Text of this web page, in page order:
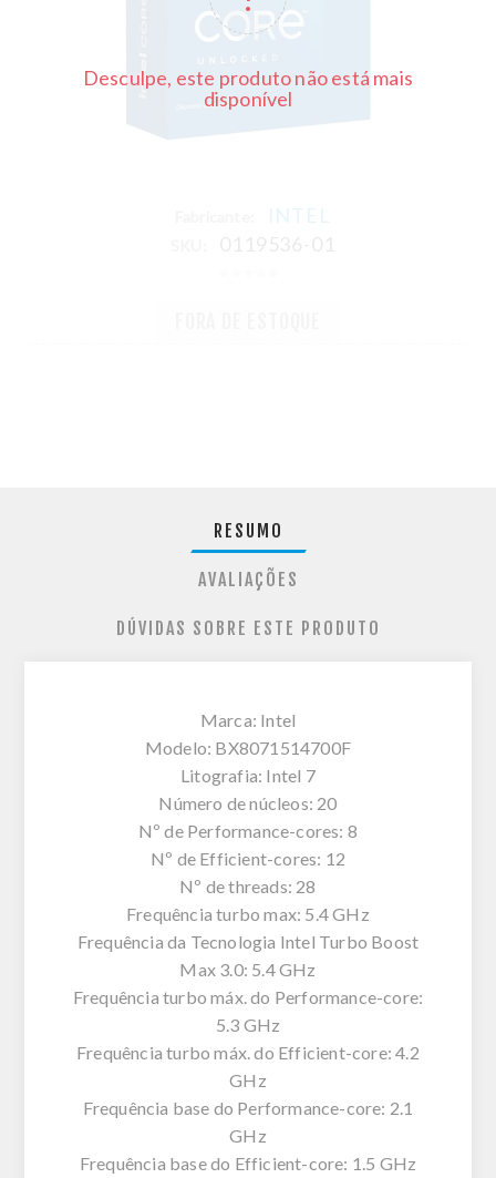
Desculpe, este produto não está mais
disponível
INTEL
RESUMO
AVALIAÇÕES
DÚVIDAS SOBRE ESTE PRODUTO
Marca: Intel
Modelo: BX8071514700F
Litografia: Intel 7
Número de núcleos: 20
Nº de Performance-cores: 8
Nº de Efficient-cores: 12
Nº de threads: 28
Frequência turbo max: 5.4 GHz
Frequência da Tecnologia Intel Turbo Boost
Max 3.0: 5.4 GHz
Frequência turbo máx. do Performance-core:
5.3 GHz
Frequência turbo máx. do Efficient-core: 4.2
GHz
Frequência base do Performance-core: 2.1
GHz
Frequência base do Efficient-core: 1.5 GHz